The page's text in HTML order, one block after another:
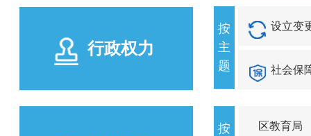
行政权力
按
主
题
设立变
社会保
按
区教育局